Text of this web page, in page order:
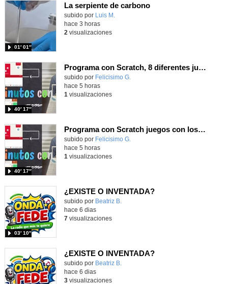
La serpiente de carbono
Contenido educativo.
subido por Luis M.
01′ 01″
hace 3 horas
2 visualizaciones
Programa con Scratch, 8 diferentes juegos para vivir la emoción de los partidos de España en el mundial 2026
Contenido educativo.
subido por Felicisimo G.
40′ 17″
hace 5 horas
1 visualizaciones
Programa con Scratch juegos con los partidos del mundial 2026 ganados por España
Contenido educativo.
subido por Felicisimo G.
40′ 17″
hace 5 horas
1 visualizaciones
¿EXISTE O INVENTADA?
Contenido educativo.
subido por Beatriz B.
03′ 10″
hace 6 dias
7visualizaciones
¿EXISTE O INVENTADA?
Contenido educativo.
subido por Beatriz B.
hace 6 dias
3visualizaciones